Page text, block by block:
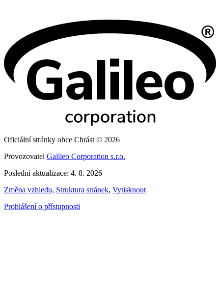
Oficiální stránky obce Chrást © 2026
Provozovatel Galileo Corporation s.r.o.
Poslední aktualizace: 4. 8. 2026
Změna vzhledu, Struktura stránek, Vytisknout
Prohlášení o přístupnosti